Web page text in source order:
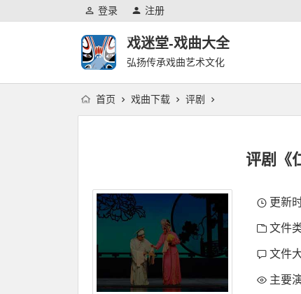
登录 注册
戏迷堂-戏曲大全
弘扬传承戏曲艺术文化
首页 戏曲下载 评剧
评剧《
更新
文件
文件
主要